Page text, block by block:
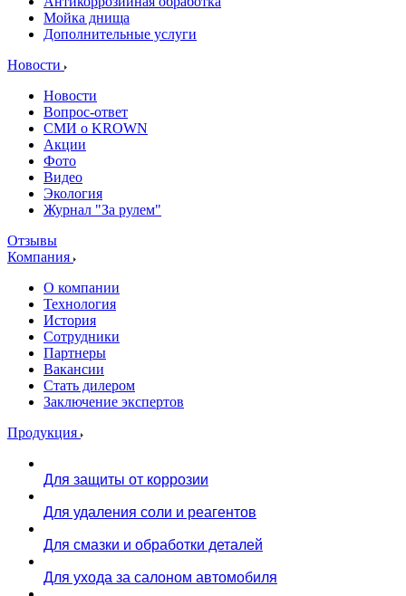
Мойка днища
Дополнительные услуги
Новости
Новости
Вопрос-ответ
СМИ о KROWN
Акции
Фото
Видео
Экология
Журнал "За рулем"
Отзывы
Компания
О компании
Технология
История
Сотрудники
Партнеры
Вакансии
Стать дилером
Заключение экспертов
Продукция
Для защиты от коррозии
Для удаления соли и реагентов
Для смазки и обработки деталей
Для ухода за салоном автомобиля